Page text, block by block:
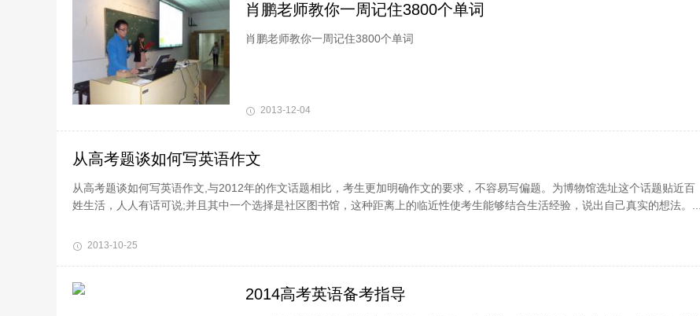
肖鹏老师教你一周记住3800个单词
肖鹏老师教你一周记住3800个单词
2013-12-04
从高考题谈如何写英语作文
从高考题谈如何写英语作文,与2012年的作文话题相比，考生更加明确作文的要求，不容易写偏题。为博物馆选址这个话题贴近百
姓生活，人人有话可说;并且其中一个选择是社区图书馆，这种距离上的临近性使考生能够结合生活经验，说出自己真实的想法。...
2013-10-25
2014高考英语备考指导